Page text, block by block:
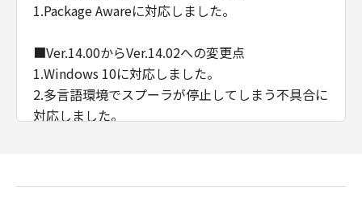
1.Package Awareに対応しました。
■Ver.14.00からVer.14.02への変更点
1.Windows 10に対応しました。
2.多言語環境でスプーラが停止してしまう不具合に
対応しました。